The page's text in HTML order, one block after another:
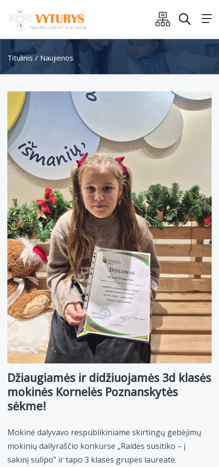
Titulinis Naujienos
Džiaugiamės ir didžiuojamės 3d klasės
mokinės Kornelės Poznanskytės
sėkme!
Mokinė dalyvavo respublikiniame skirtingų gebėjimų
mokinių dailyraščio konkurse „Raidės susitiko – į
sakinį sulipo” ir tapo 3 klasės grupės laureate.